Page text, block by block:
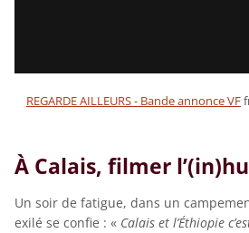
REGARDE AILLEURS - Bande annonce VF
À Calais, filmer
Un soir de fatigue, dans un
exilé se confie : « Calais et l’Éthiopie